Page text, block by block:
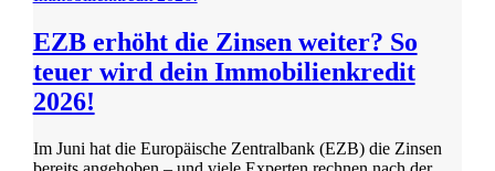
EZB erhöht die Zinsen weiter? So
teuer wird dein Immobilienkredit
2026!
Im Juni hat die Europäische Zentralbank (EZB) die Zinsen